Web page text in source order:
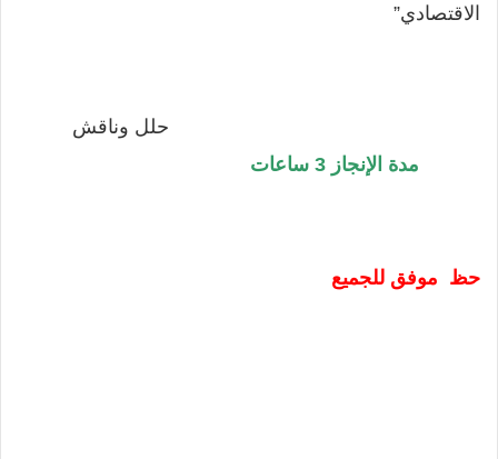
الاقتصادي”
حلل وناقش
مدة الإنجاز 3 ساعات
حظ موفق للجميع